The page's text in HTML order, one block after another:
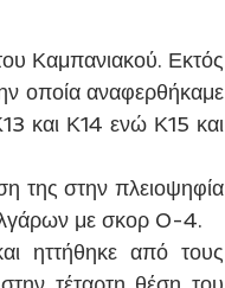
Καμπανιακού. Εκτός
οποία αναφερθήκαμε
και Κ14 ενώ Κ15 και
της στην πλειοψηφία
με σκορ 0-4.
ηττήθηκε από τους